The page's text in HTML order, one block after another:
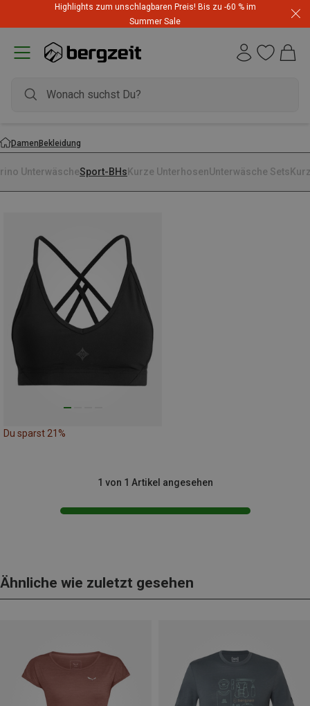
Highlights zum unschlagbaren Preis! Bis zu -60 % im
Summer Sale
DamenBekleidung
UnterwäscheSport-BHs Kurze Unterhosen Unterwäsche Sets
Du sparst 21%
1 von 1 Artikel angesehen
Ähnliche wie zuletzt gesehen